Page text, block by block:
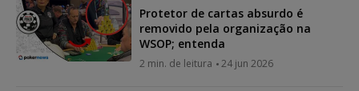
Protetor de cartas absurdo é
removido pela organização na
WSOP; entenda
2 min. de leitura 24 jun 2026